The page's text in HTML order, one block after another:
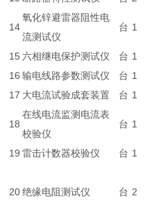
14
氧化锌避雷器阻性电
流测试仪
台 1
15 六相继电保护测试仪 台 1
16 输电线路参数测试仪 台 1
17 大电流试验成套装置 台 1
18
在线电流监测电流表
校验仪
台 1
19 雷击计数器校验仪 台 1
20 绝缘电阻测试仪 台 2